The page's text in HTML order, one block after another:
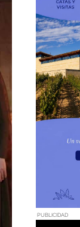
PUBLICIDAD